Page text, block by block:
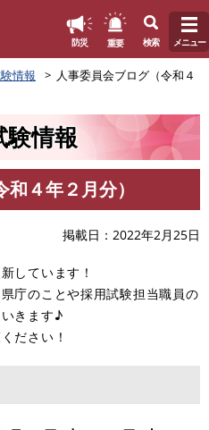
防災 重要 検索 メニュー
情報
人事委員会ブログ（令和４
験情報
４年２月分）
掲載日 2022年2月25日
しています！
庁のことや採用試験担当職員の
きます♪
ださい！